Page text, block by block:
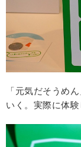
「元気だそうめ
いく。実際に体